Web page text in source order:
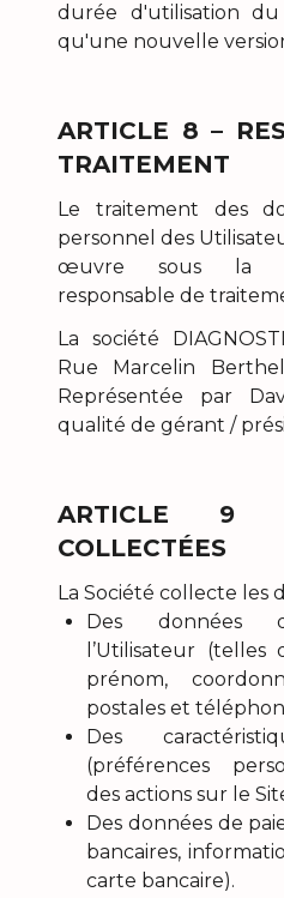
durée d'utilisation
qu'une nouvelle
ARTICLE 8 –
TRAITEMENT
Le traitement des
personnel des
œuvre sous la
responsable de
La société
Rue Marcelin
Représentée par
qualité de gérant /
ARTICLE 9
COLLECTÉES
La Société collecte les
Des données
l’Utilisateur
prénom,
postales et
Des
(préférences
des actions sur le
Des données de
bancaires,
carte bancaire).